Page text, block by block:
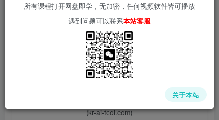
📌 1000➕互联网副业项目教程，更多网赚项目，点击以下
链接进入本站首页：
中赚网 - 分享各大收费VIP网赚项目和创业教程 - 狂人资源
(kr-ai-tool.com)
所有课程打开网盘即学，无加密，任何视频软件皆可播放
遇到问题可以联系本站客服
关于本站